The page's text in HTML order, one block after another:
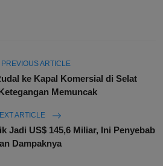
PREVIOUS ARTICLE
ke Kapal Komersial di Selat
Memuncak
ARTICLE
Jadi US$ 145,6 Miliar, Ini Penyebab
Dampaknya